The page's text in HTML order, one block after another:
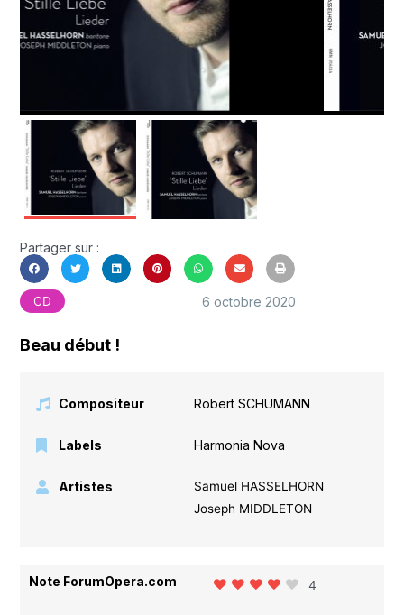
Partager sur :
CD 6 octobre 2020
Beau début !
Compositeur Robert SCHUMANN
Labels Harmonia Nova
Artistes
Samuel HASSELHORN
Joseph MIDDLETON
Note ForumOpera.com 4